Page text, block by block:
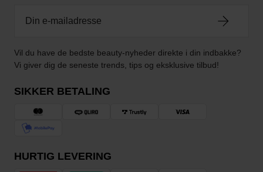
Vil du have de bedste beauty-nyheder direkte i din indbakke?
Vi giver dig de seneste trends, tips og eksklusive tilbud!
SIKKER BETALING
HURTIG LEVERING